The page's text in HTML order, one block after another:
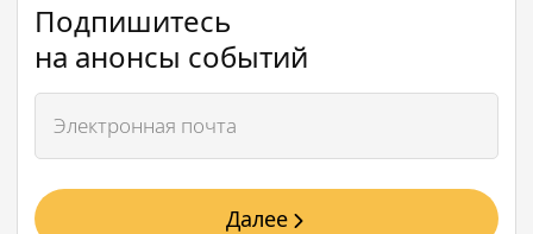
Подпишитесь
на анонсы событий
Далее